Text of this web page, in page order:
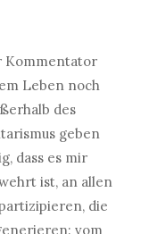
Kommentator
Leben noch
des
geben
dass es mir
ist, an allen
die
vom